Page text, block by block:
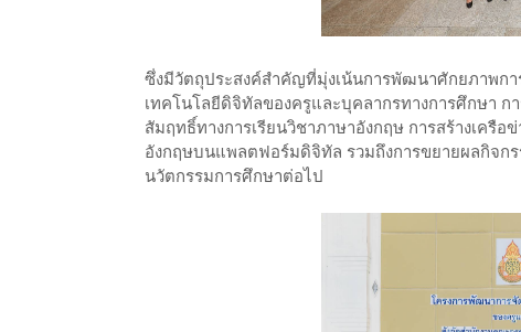
ซึ่งมีวัตถุประสงค์สำคัญที่มุ่งเน้นการพัฒนาศักยภาพกา
เทคโนโลยีดิจิทัลของครูและบุคลากรทางการศึกษา
สัมฤทธิ์ทางการเรียนวิชาภาษาอังกฤษ การสร้างเครื
อังกฤษบนแพลตฟอร์มดิจิทัล รวมถึงการขยายผลกิจก
นวัตกรรมการศึกษาต่อไป